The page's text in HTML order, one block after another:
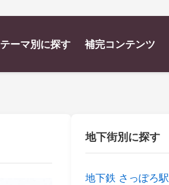
テーマ別に探す 補完コンテンツ
地下街別に探す
地下鉄 さっぽろ駅